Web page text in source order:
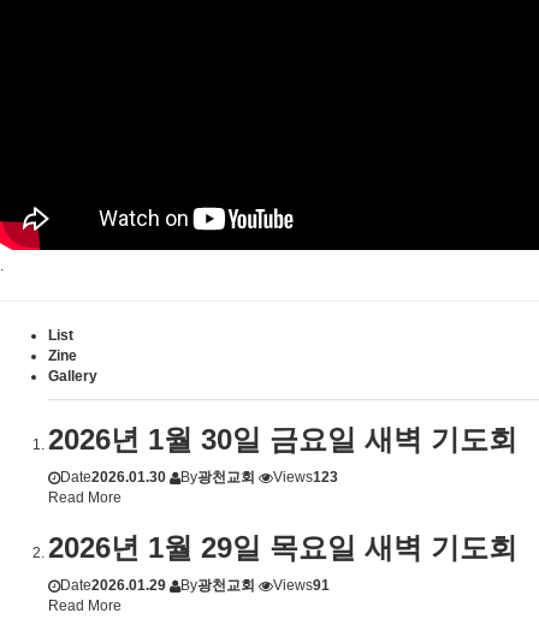
.
List
Zine
Gallery
2026년 1월 30일 금요일 새벽 기도회
Date2026.01.30 By광천교회 Views123
Read More
2026년 1월 29일 목요일 새벽 기도회
Date2026.01.29 By광천교회 Views91
Read More